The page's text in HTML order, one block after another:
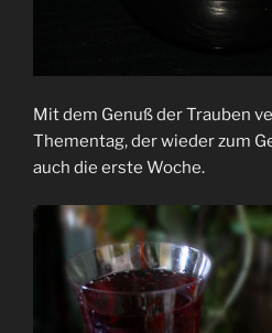
Mit dem Genuß der Trauben
Thementag, der wieder zum
auch die erste Woche.